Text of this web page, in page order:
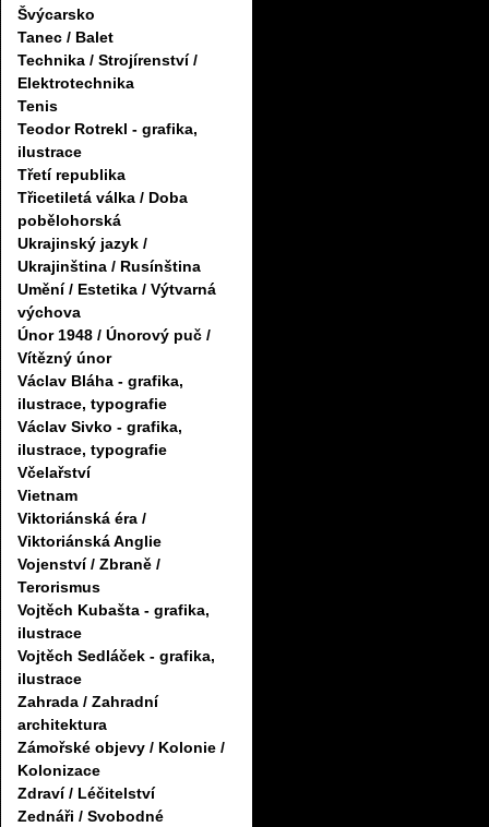
Švýcarsko
Tanec / Balet
Technika / Strojírenství /
Elektrotechnika
Tenis
Teodor Rotrekl - grafika,
ilustrace
Třetí republika
Třicetiletá válka / Doba
pobělohorská
Ukrajinský jazyk /
Ukrajinština / Rusínština
Umění / Estetika / Výtvarná
výchova
Únor 1948 / Únorový puč /
Vítězný únor
Václav Bláha - grafika,
ilustrace, typografie
Václav Sivko - grafika,
ilustrace, typografie
Včelařství
Vietnam
Viktoriánská éra /
Viktoriánská Anglie
Vojenství / Zbraně /
Terorismus
Vojtěch Kubašta - grafika,
ilustrace
Vojtěch Sedláček - grafika,
ilustrace
Zahrada / Zahradní
architektura
Zámořské objevy / Kolonie /
Kolonizace
Zdraví / Léčitelství
Zednáři / Svobodné